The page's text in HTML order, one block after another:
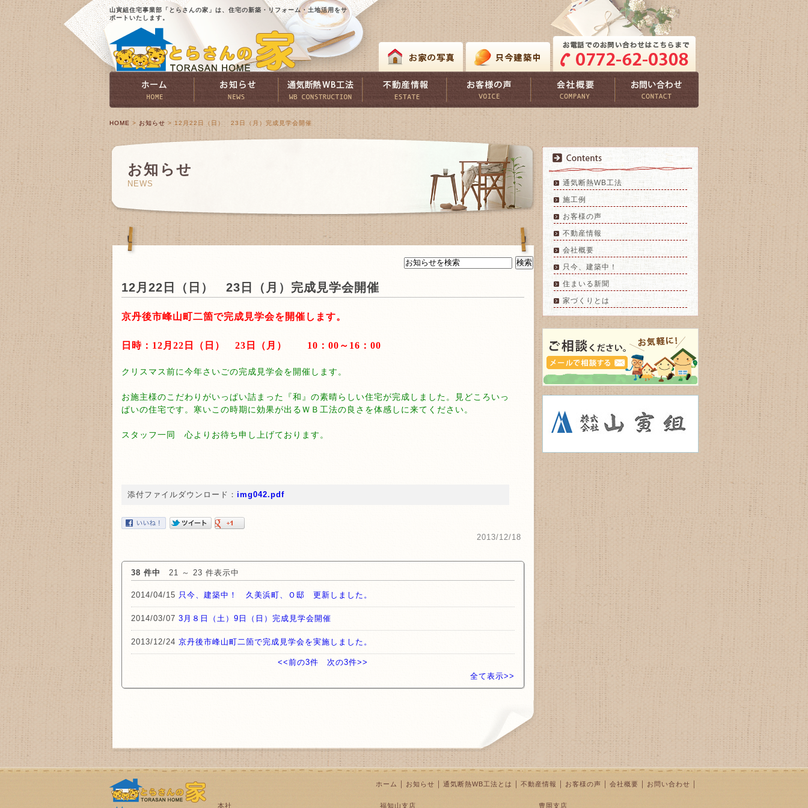
山寅組住宅事業部「とらさんの家」は、住宅の新築・リフォーム・土地活用をサ
ポートいたします。
HOME > お知らせ > 12月22日（日） 23日（月）完成見学会開催
お知らせ
NEWS
12月22日（日） 23日（月）完成見学会開催
京丹後市峰山町二箇で完成見学会を開催します。
日時：12月22日（日） 23日（月） 10：00～16：00
クリスマス前に今年さいごの完成見学会を開催します。
お施主様のこだわりがいっぱい詰まった『和』の素晴らしい住宅が完成しました。見どころいっ
ぱいの住宅です。寒いこの時期に効果が出るＷＢ工法の良さを体感しに来てください。
スタッフ一同 心よりお待ち申し上げております。
添付ファイルダウンロード： img042.pdf
2013/12/18
38 件中 21 ～ 23 件表示中
2014/04/15 只今、建築中！ 久美浜町、Ｏ邸 更新しました。
2014/03/07 3月８日（土）9日（日）完成見学会開催
2013/12/24 京丹後市峰山町二箇で完成見学会を実施しました。
<<前の3件
次の3件>>
全て表示>>
通気断熱WB工法
施工例
お客様の声
不動産情報
会社概要
只今、建築中！
住まいる新聞
家づくりとは
ホーム ｜ お知らせ 通気断熱WB工法とは ｜ 不動産情報 ｜ お客様の声 ｜ 会社概要 お問い合わせ ｜
本社 福知山支店 豊岡支店